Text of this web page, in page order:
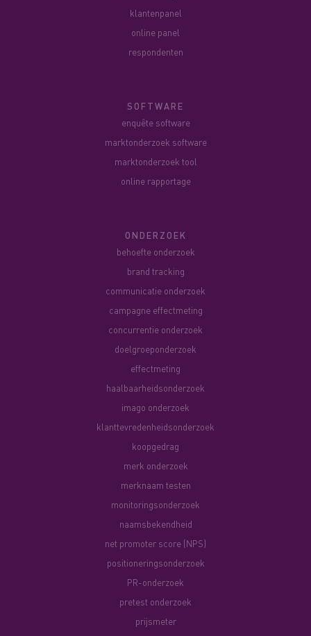
klantenpanel
online panel
respondenten
SOFTWARE
enquête software
marktonderzoek software
marktonderzoek tool
online rapportage
ONDERZOEK
behoefte onderzoek
brand tracking
communicatie onderzoek
campagne effectmeting
concurrentie onderzoek
doelgroeponderzoek
effectmeting
haalbaarheidsonderzoek
imago onderzoek
klanttevredenheidsonderzoek
koopgedrag
merk onderzoek
merknaam testen
monitoringsonderzoek
naamsbekendheid
net promoter score (NPS)
positioneringsonderzoek
PR-onderzoek
pretest onderzoek
prijsmeter